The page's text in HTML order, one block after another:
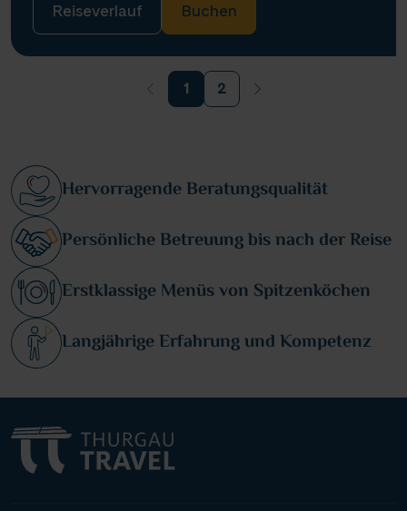
Reiseverlauf
Buchen
1 2
Hervorragende Beratungsqualität
Persönliche Betreuung bis nach der Reise
Erstklassige Menüs von Spitzenköchen
Langjährige Erfahrung und Kompetenz